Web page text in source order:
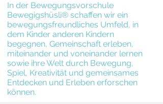
In der Bewegungsvorschule
Bewegigshüsli® schaffen wir ein
bewegungsfreundliches Umfeld, in
dem Kinder anderen Kindern
begegnen, Gemeinschaft erleben,
miteinander und voneinander lernen
sowie ihre Welt durch Bewegung,
Spiel, Kreativität und gemeinsames
Entdecken und Erleben erforschen
können.